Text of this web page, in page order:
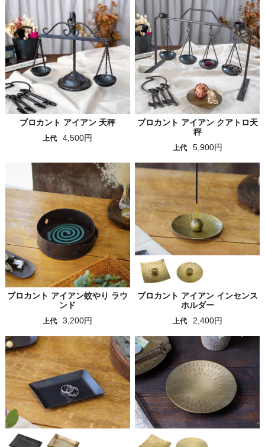
ブロカント アイアン 天秤
上代 4,500円
ブロカント アイアン クアトロ天
秤
上代 5,900円
ブロカント アイアン蚊やり ラウ
ンド
上代 3,200円
ブロカント アイアン インセンス
ホルダー
上代 2,400円